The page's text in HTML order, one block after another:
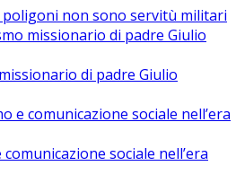
poligoni non sono servitù militari
missionario di padre Giulio
di padre Giulio
e comunicazione sociale nell’era
sociale nell’era